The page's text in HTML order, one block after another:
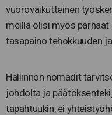
vuorovaikutteinen
meillä olisi myös
tasapaino tehokkuuden
Hallinnon nomadit
johdolta ja
tapahtuukin, ei